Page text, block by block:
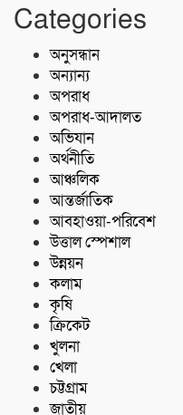
Categories
অনুসন্ধান
অন্যান্য
অপরাধ
অপরাধ-আদালত
অভিযান
অর্থনীতি
আঞ্চলিক
আন্তর্জাতিক
আবহাওয়া-পরিবেশ
উত্তাল স্পেশাল
উন্নয়ন
কলাম
কৃষি
ক্রিকেট
খুলনা
খেলা
চট্টগ্রাম
জাতীয়